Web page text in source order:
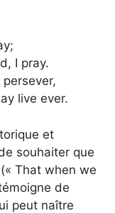
I pray.
live ever.
et
souhaiter que
That when we
de
peut naître